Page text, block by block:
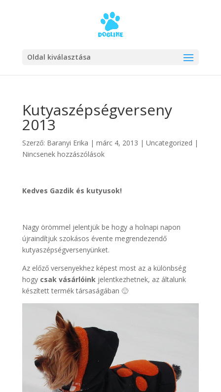
Oldal kiválasztása
Kutyaszépségverseny
2013
Szerző: Baranyi Erika | márc 4, 2013 | Uncategorized |
Nincsenek hozzászólások
Kedves Gazdik és kutyusok!
Nagy örömmel jelentjük be hogy a holnapi napon
újraindítjuk szokásos évente megrendezendő
kutyaszépségversenyünket.
Az előző versenyekhez képest most az a különbség
hogy csak vásárlóinkjelentkezhetnek, az általunk
készített termék társaságában 🙂